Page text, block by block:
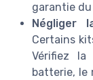
garantie
Négliger
Certains
Vérifiez la
batterie, le